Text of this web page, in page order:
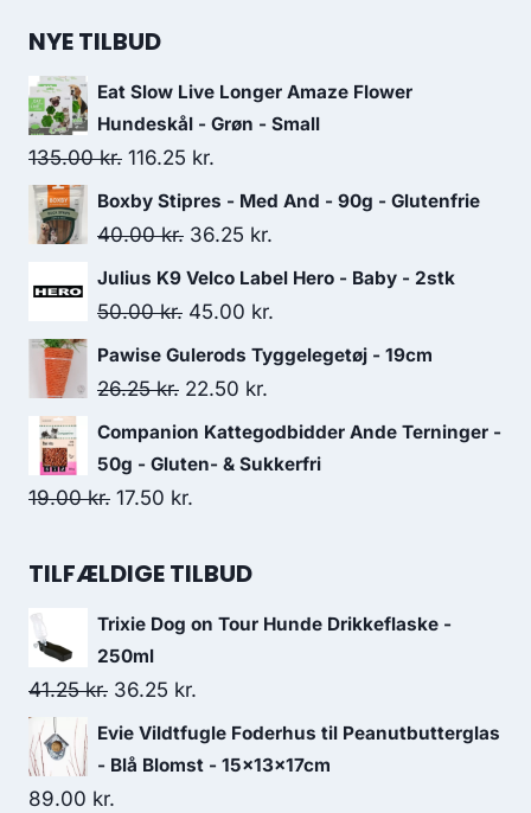
NYE TILBUD
Eat Slow Live Longer Amaze Flower
Hundeskål - Grøn - Small
135.00kr. Den
oprindelige
pris
135.00 kr..
116.25 kr.
aktuelle
pris
116.25 kr..
Boxby Stipres - Med And - 90g - Glutenfrie
40.00kr. Den
oprindelige
pris
40.00 kr..
36.25 kr.
aktuelle
Julius K9 Velco Label Hero - Baby - 2stk
50.00kr. Den
oprindelige
pris
50.00 kr..
45.00 kr.
aktuelle
45.00 kr..
Pawise Gulerods Tyggelegetøj - 19cm
26.25kr. Den
oprindelige
pris
var:
22.50 kr.
aktuelle
pris
Companion Kattegodbidder Ande Terninger -
50g - Gluten- & Sukkerfri
19.00kr. Den
pris
19.00 kr..
17.50 kr.
pris
17.50 kr..
TILFÆLDIGE TILBUD
Trixie Dog on Tour Hunde Drikkeflaske -
250ml
41.25kr. Den
oprindelige
pris
36.25 kr.
aktuelle
pris
Evie Vildtfugle Foderhus til Peanutbutterglas
- Blå Blomst - 15x13x17cm
89.00 kr.